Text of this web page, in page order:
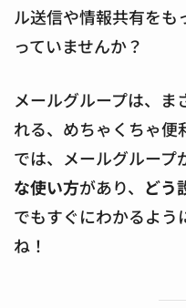
ル送信や情報共有をも
っていませんか？
メールグループは、ま
れる、めちゃくちゃ便
では、メールグループ
な使い方があり、 どう
でもすぐにわかるよう
ね！